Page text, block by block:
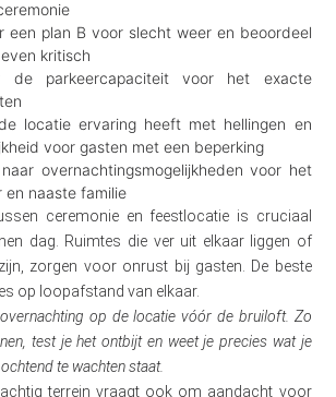
een plan B voor slecht weer en beoordeel
kritisch
de parkeercapaciteit voor het exacte
locatie ervaring heeft met hellingen en
voor gasten met een beperking
overnachtingsmogelijkheden voor het
en naaste familie
ceremonie en feestlocatie is cruciaal
dag. Ruimtes die ver uit elkaar liggen of
zorgen voor onrust bij gasten. De beste
op loopafstand van elkaar.
op de locatie vóór de bruiloft. Zo
test je het ontbijt en weet je precies wat je
te wachten staat.
terrein vraagt ook om aandacht voor